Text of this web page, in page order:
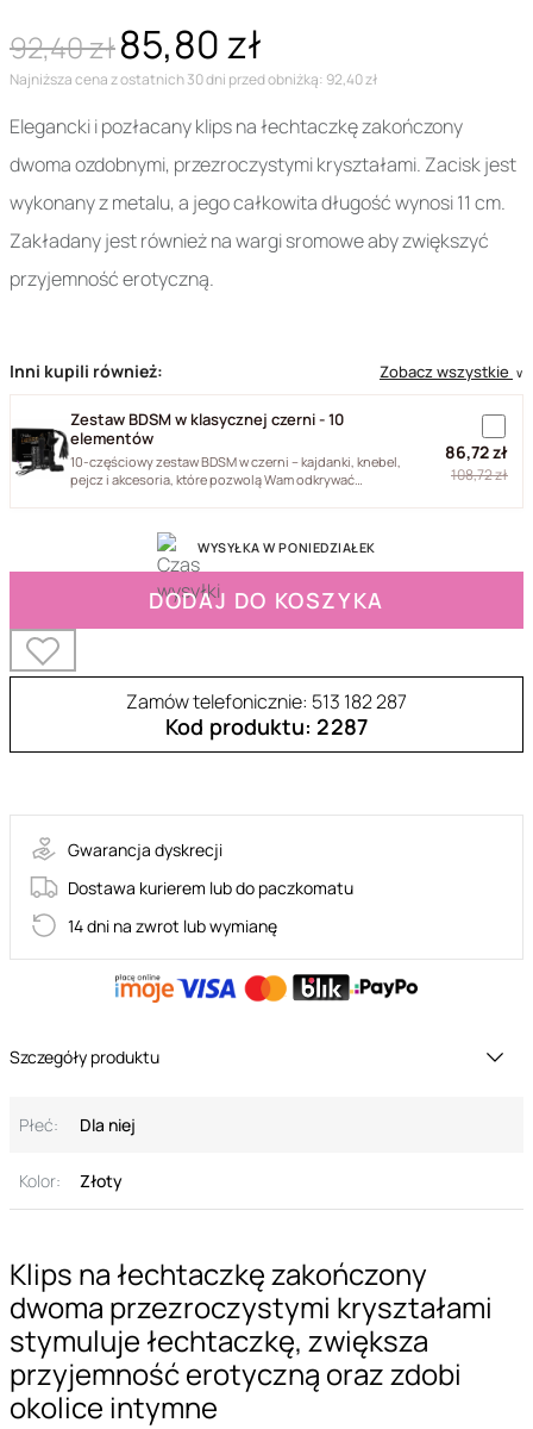
Klips na łechtaczkę zakończony
dwoma przezroczystymi kryształami
stymuluje łechtaczkę, zwiększa
przyjemność erotyczną oraz zdobi
okolice intymne
92,40 zł85,80 zł
Najniższa cena z ostatnich 30 dni przed obniżką: 92,40 zł
Elegancki i pozłacany klips na łechtaczkę zakończony
dwoma ozdobnymi, przezroczystymi kryształami. Zacisk jest
wykonany z metalu, a jego całkowita długość wynosi 11 cm.
Zakładany jest również na wargi sromowe aby zwiększyć
przyjemność erotyczną.
Inni kupili również: Zobacz wszystkie ∨
Zestaw BDSM w klasycznej czerni - 10
elementów
10-częściowy zestaw BDSM w czerni – kajdanki, knebel,
pejcz i akcesoria, które pozwolą Wam odkrywać
86,72 zł
108,72 zł
WYSYŁKA W PONIEDZIAŁEK
DODAJ DO KOSZYKA
Zamów telefonicznie: 513 182 287
Kod produktu: 2287
Gwarancja dyskrecji
Dostawa kurierem lub do paczkomatu
14 dni na zwrot lub wymianę
Szczegóły produktu
Płeć: Dla niej
Kolor: Złoty